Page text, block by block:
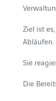
Ziel ist
Abläufen.
Sie
Die